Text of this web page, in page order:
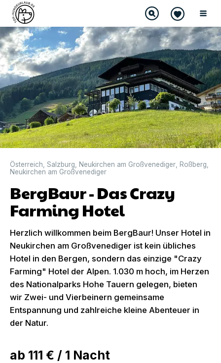
Österreich Salzburg Neukirchen am Großvenediger Roßberg
Neukirchen am Großvenediger
BergBaur - Das Crazy
Farming Hotel
Herzlich willkommen beim BergBaur! Unser Hotel in
Neukirchen am Großvenediger ist kein übliches
Hotel in den Bergen, sondern das einzige "Crazy
Farming" Hotel der Alpen. 1.030 m hoch, im Herzen
des Nationalparks Hohe Tauern gelegen, bieten
wir Zwei- und Vierbeinern gemeinsame
Entspannung und zahlreiche kleine Abenteuer in
der Natur.
ab 111 € / 1 Nacht